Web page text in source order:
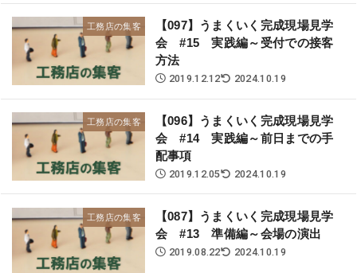
工務店の集客
【097】うまくいく完成現場見学
会 #15 実践編～受付での接客
方法
2019.12.12 2024.10.19
工務店の集客
【096】うまくいく完成現場見学
会 #14 実践編～前日までの手
配事項
2019.12.05 2024.10.19
工務店の集客
【087】うまくいく完成現場見学
会 #13 準備編～会場の演出
2019.08.22 2024.10.19